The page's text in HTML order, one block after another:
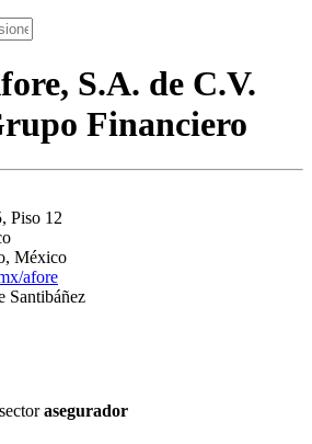
S.A. de C.V.
Financiero
Piso 12
México
afore
Santibáñez
asegurador